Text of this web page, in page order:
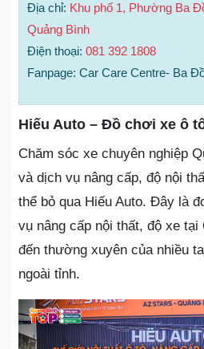
Địa chỉ: Khu phố 1, Phường Ba
Quảng Bình
Điện thoại: 081 392 1808
Fanpage: Car Care Centre- Ba
Hiếu Auto – Đồ chơi xe ô
Chăm sóc xe chuyên nghiệp
và dịch vụ nâng cấp, độ nội
thể bỏ qua Hiếu Auto. Đây là
vụ nâng cấp nội thất, độ xe tại
đến thường xuyên của nhiều
ngoài tỉnh.